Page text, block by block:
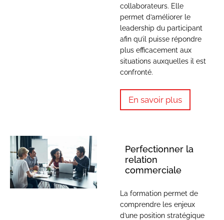
collaborateurs. Elle
permet d’améliorer le
leadership du participant
afin qu’il puisse répondre
plus efficacement aux
situations auxquelles il est
confronté.
En savoir plus
Perfectionner la
relation
commerciale
La formation permet de
comprendre les enjeux
d’une position stratégique